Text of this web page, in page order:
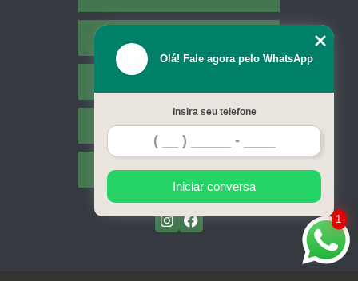
Contato
Mapa do site
1
Olá! Fale agora pelo WhatsApp
Insira seu telefone
Iniciar conversa